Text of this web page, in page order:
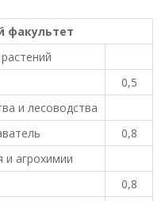
факультет
0,5
и лесоводства
0,8
и агрохимии
0,8